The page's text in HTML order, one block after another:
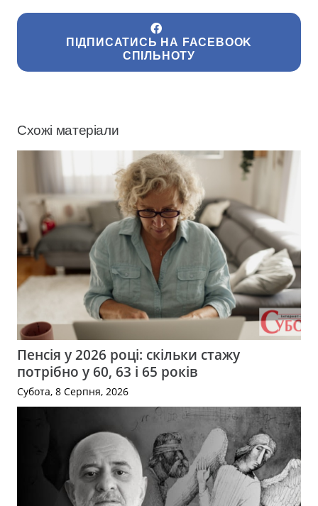
ПІДПИСАТИСЬ НА FACEBOOK
СПІЛЬНОТУ
Схожі матеріали
Пенсія у 2026 році: скільки стажу
потрібно у 60, 63 і 65 років
Субота, 8 Серпня, 2026